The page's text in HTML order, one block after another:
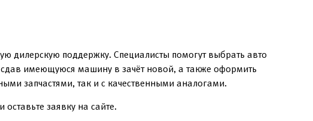
дилерскую поддержку. Специалисты помогут выбрать авто
сдав имеющуюся машину в зачёт новой, а также оформить
запчастями, так и с качественными аналогами.
заявку на сайте.